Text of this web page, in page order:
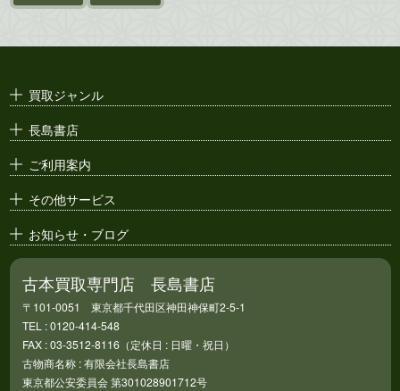
買取ジャンル
長島書店
ご利用案内
その他サービス
お知らせ・ブログ
古本買取専門店 長島書店
〒101-0051 東京都千代田区神田神保町2-5-1
TEL : 0120-414-548
FAX : 03-3512-8116（定休日 : 日曜・祝日）
古物商名称 : 有限会社長島書店
東京都公安委員会 第301028901712号